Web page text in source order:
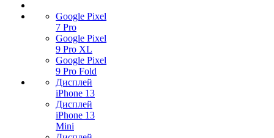
Google Pixel
7 Pro
Google Pixel
9 Pro XL
Google Pixel
9 Pro Fold
Дисплей
iPhone 13
Дисплей
iPhone 13
Mini